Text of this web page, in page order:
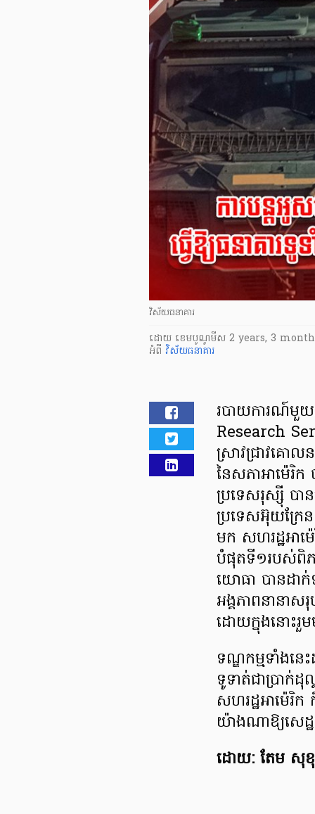
វិស័យធនាគារ
ដោយ ​ ខេមបូណូមីស 2 years, 3
អំពី វិស័យធនាគារ
របាយការណ៍មួ
Research
ស្រាវជ្រាវគោ
នៃសភាអាម៉េរិក
ប្រទេសរុស្ស៊ី បាន
ប្រទេសអ៊ុយក្រែន
មក សហរដ្ឋអា
បំផុតទី១របស់ពិភ
យោធា បានដា
អង្គភាពនានា
ដោយក្នុងនោះរួ
ទណ្ឌកម្មទាំងនេ
ទូទាត់ជាប្រាក់ដុ
សហរដ្ឋអាម៉េរិក
យ៉ាងណាឱ្យសេដ្
ដោយ: តែម សុ